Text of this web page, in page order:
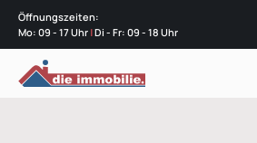
Öffnungszeiten:
Mo: 09 - 17 Uhr |Di - Fr: 09 - 18 Uhr